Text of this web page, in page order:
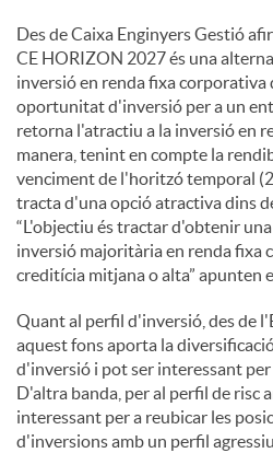
Des de Caixa Enginyers Gestió
CE HORIZON 2027 és una
inversió en renda fixa corporativa
oportunitat d'inversió per a un
retorna l'atractiu a la inversió en
manera, tenint en compte la
venciment de l'horitzó temporal
tracta d'una opció atractiva dins
“L'objectiu és tractar d'obtenir
inversió majoritària en renda fixa
creditícia mitjana o alta” apunten
Quant al perfil d'inversió, des de
aquest fons aporta la
d'inversió i pot ser interessant
D'altra banda, per al perfil de risc
interessant per a reubicar les
d'inversions amb un perfil